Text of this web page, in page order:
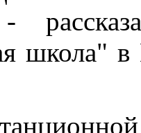
школа"